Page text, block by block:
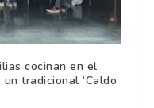
cocinan en el
tradicional ‘Caldo